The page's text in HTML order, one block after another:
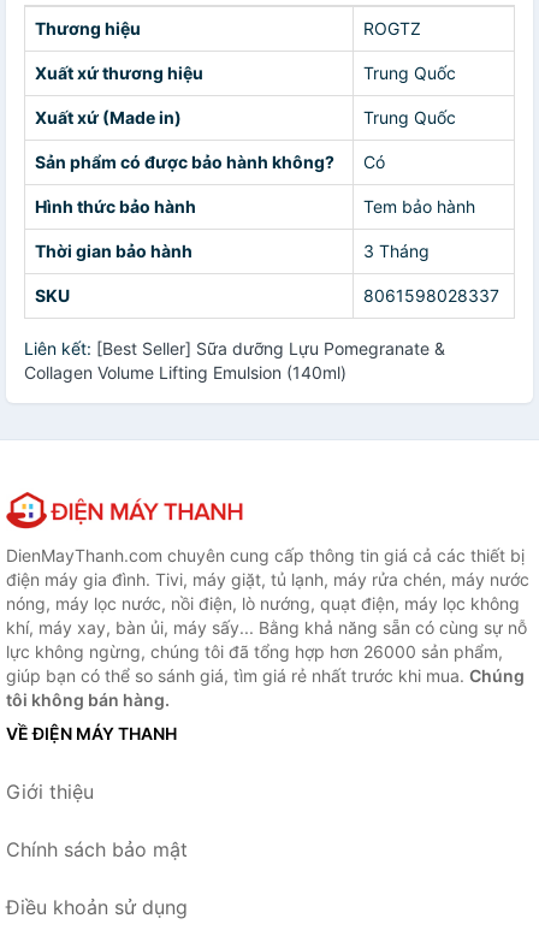
Thương hiệu ROGTZ
Xuất xứ thương hiệu Trung Quốc
Xuất xứ (Made in) Trung Quốc
Sản phẩm có được bảo hành không? Có
Hình thức bảo hành Tem bảo hành
Thời gian bảo hành 3 Tháng
SKU 8061598028337
Liên kết: [Best Seller] Sữa dưỡng Lựu Pomegranate &
Collagen Volume Lifting Emulsion (140ml)
DienMayThanh.com chuyên cung cấp thông tin giá cả các thiết bị
điện máy gia đình. Tivi, máy giặt, tủ lạnh, máy rửa chén, máy nước
nóng, máy lọc nước, nồi điện, lò nướng, quạt điện, máy lọc không
khí, máy xay, bàn ủi, máy sấy... Bằng khả năng sẵn có cùng sự nỗ
lực không ngừng, chúng tôi đã tổng hợp hơn 26000 sản phẩm,
giúp bạn có thể so sánh giá, tìm giá rẻ nhất trước khi mua. Chúng
tôi không bán hàng.
VỀ ĐIỆN MÁY THANH
Giới thiệu
Chính sách bảo mật
Điều khoản sử dụng